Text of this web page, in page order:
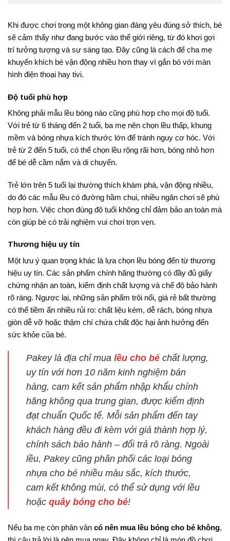
Khi được chơi trong một không gian đáng yêu đúng sở thích, bé
sẽ cảm thấy như đang bước vào thế giới riêng, từ đó khơi gợi
trí tưởng tượng và sự sáng tạo. Đây cũng là cách để cha mẹ
khuyến khích bé vận động nhiều hơn thay vì gắn bó với màn
hình điện thoại hay tivi.
Độ tuổi phù hợp
Không phải mẫu lều bóng nào cũng phù hợp cho mọi độ tuổi.
Với trẻ từ 6 tháng đến 2 tuổi, ba mẹ nên chọn lều thấp, khung
mềm và bóng nhựa kích thước lớn để tránh nguy cơ hóc. Với
trẻ từ 2 đến 5 tuổi, có thể chọn lều rộng rãi hơn, bóng nhỏ hơn
để bé dễ cầm nắm và di chuyển.
Trẻ lớn trên 5 tuổi lại thường thích khám phá, vận động nhiều,
do đó các mẫu lều có đường hầm chui, nhiều ngăn chơi sẽ phù
hợp hơn. Việc chọn đúng độ tuổi không chỉ đảm bảo an toàn mà
còn giúp bé có trải nghiệm vui chơi trọn vẹn.
Thương hiệu uy tín
Một lưu ý quan trọng khác là lựa chọn lều bóng đến từ thương
hiệu uy tín. Các sản phẩm chính hãng thường có đầy đủ giấy
chứng nhận an toàn, kiểm định chất lượng và chế độ bảo hành
rõ ràng. Ngược lại, những sản phẩm trôi nổi, giá rẻ bất thường
có thể tiềm ẩn nhiều rủi ro: chất liệu kém, dễ rách, bóng nhựa
giòn dễ vỡ hoặc thậm chí chứa chất độc hại ảnh hưởng đến
sức khỏe của bé.
Pakey là địa chỉ mua lều cho béchất lượng,
uy tín với hơn 10 năm kinh nghiệm bán
hàng, cam kết sản phẩm nhập khẩu chính
hãng không qua trung gian, được kiểm định
đạt chuẩn Quốc tế. Mỗi sản phẩm đến tay
khách hàng đều đi kèm với giá thành hợp lý,
chính sách bảo hành – đổi trả rõ ràng. Ngoài
lều, Pakey cũng phân phối các loại bóng
nhựa cho bé nhiều màu sắc, kích thước,
cam kết không mùi, có thể sử dụng với lều
hoặc quây bóng cho bé!
Nếu ba mẹ còn phân vân có nên mua lều bóng cho bé không,